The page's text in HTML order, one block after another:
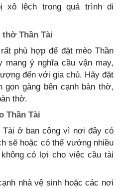
xô lệch trong quá trình di
Thần Tài
phù hợp để đặt mèo Thần
ý nghĩa cầu vận may,
đến với gia chủ. Hãy đặt
gọn gàng bên cạnh bàn thờ,
thờ.
Thần Tài
Tài ở ban công vì nơi đây có
sẽ hoặc có thể vướng nhiều
có lợi cho việc cầu tài
nhà vệ sinh hoặc các nơi